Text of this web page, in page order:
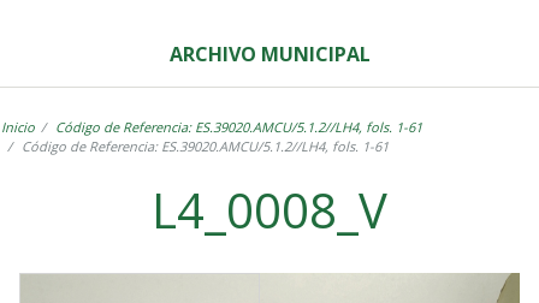
ARCHIVO MUNICIPAL
Inicio
Código de Referencia: ES.39020.AMCU/5.1.2//LH4, fols. 1-61
Código de Referencia: ES.39020.AMCU/5.1.2//LH4, fols. 1-61
L4_0008_V